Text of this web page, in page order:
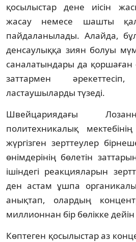
қосылыстар дене иісін
жасау немесе шашты
пайдаланылады. Алайда,
денсаулыққа зиян болуы
саналатындары да
заттармен
ластаушыларды түзеді.
Швейцариядағы
политехникалық
жүргізген зерттеулер
өнімдерінің бөлетін
ішіндегі реакцияларын
ден астам ұшпа
анықтап, олардың
миллионнан бір бөлікке
Көптеген қосылыстар аз